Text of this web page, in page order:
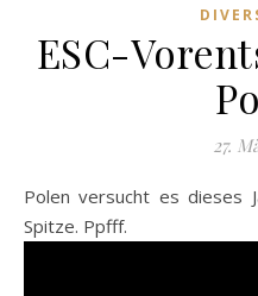
ESC-
27.
Polen versucht es dieses Jahr in Englisch…und in weißer
Spitze. Ppfff.